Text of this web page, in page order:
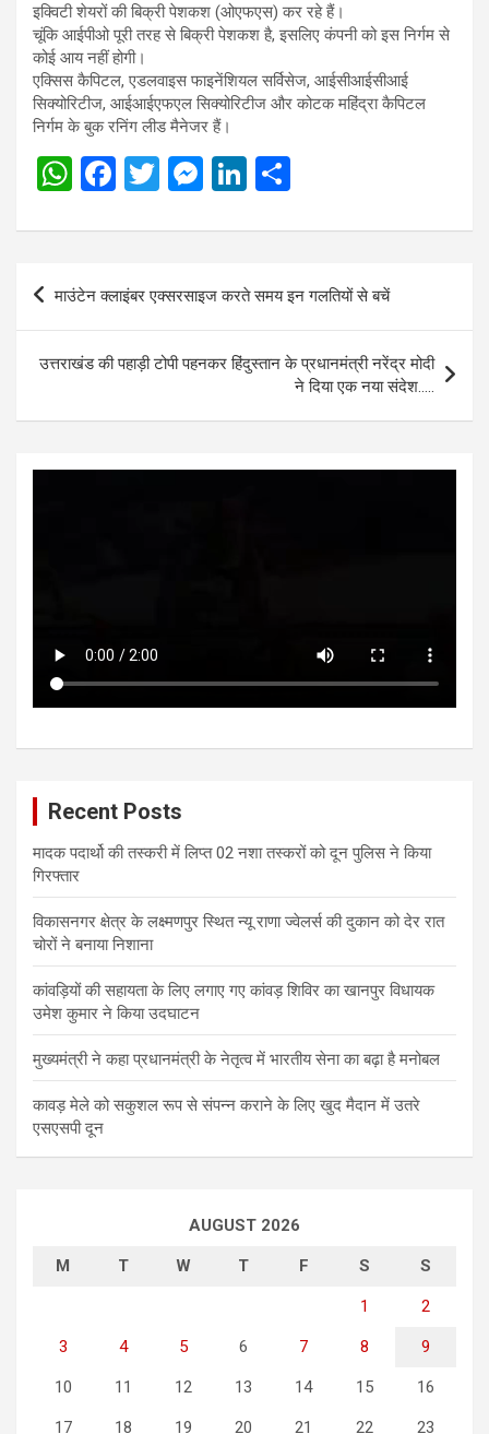
इक्विटी शेयरों की बिक्री पेशकश (ओएफएस) कर रहे हैं।
चूंकि आईपीओ पूरी तरह से बिक्री पेशकश है, इसलिए कंपनी को इस निर्गम से
कोई आय नहीं होगी।
एक्सिस कैपिटल, एडलवाइस फाइनेंशियल सर्विसेज, आईसीआईसीआई
सिक्योरिटीज, आईआईएफएल सिक्योरिटीज और कोटक महिंद्रा कैपिटल
निर्गम के बुक रनिंग लीड मैनेजर हैं।
W
at
s
A
p
p
F
ce
b
o
o
k
T
tt
M
se
g
er
Li
ke
dI
n
ar
Post
navigation
माउंटेन क्लाइंबर एक्सरसाइज करते समय इन गलतियों से बचें
उत्तराखंड की पहाड़ी टोपी पहनकर हिंदुस्तान के प्रधानमंत्री नरेंद्र मोदी
ने दिया एक नया संदेश…..
Recent Posts
मादक पदार्थो की तस्करी में लिप्त 02 नशा तस्करों को दून पुलिस ने किया
गिरफ्तार
विकासनगर क्षेत्र के लक्ष्मणपुर स्थित न्यू राणा ज्वेलर्स की दुकान को देर रात
चोरों ने बनाया निशाना
कांवड़ियों की सहायता के लिए लगाए गए कांवड़ शिविर का खानपुर विधायक
उमेश कुमार ने किया उदघाटन
मुख्यमंत्री ने कहा प्रधानमंत्री के नेतृत्व में भारतीय सेना का बढ़ा है मनोबल
कावड़ मेले को सकुशल रूप से संपन्न कराने के लिए खुद मैदान में उतरे
एसएसपी दून
AUGUST 2026
M T W T F S S
1 2
3 4 5 6 7 8 9
10 11 12 13 14 15 16
17 18 19 20 21 22 23